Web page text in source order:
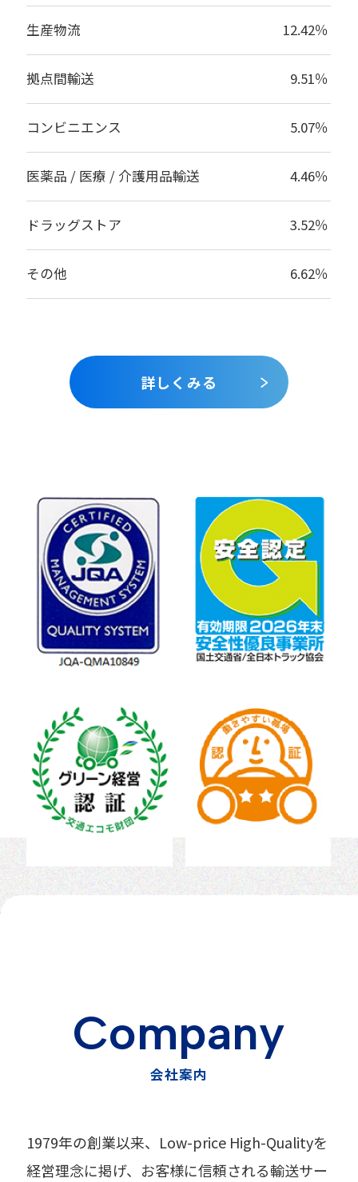
生産物流 12.42％
拠点間輸送 9.51％
コンビニエンス 5.07％
医薬品 / 医療 / 介護用品輸送 4.46％
ドラッグストア 3.52％
その他 6.62％
詳しくみる
Company
会社案内
1979年の創業以来、 Low-price High-Qualityを
経営理念に掲げ、 お客様に信頼される輸送サー